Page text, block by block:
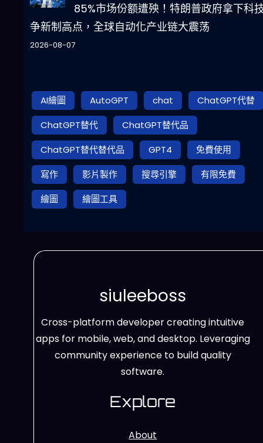
85%市场份额遭殃！特朗普政府拿下科
争新制高点，全球自动化产业链大震荡
2026-08-07
AI繪圖 AutoGPT chat
ChatGPT代替
ChatGPT替代
ChatGPT替代品
ChatGPT替代替代品
GPT4
免費使用
寫作
影片製作 搜尋引擎
有限免費
繪圖
繪圖工具
siuleeboss
Cross-platform developer creating intuitive
apps for mobile, web, and desktop. Leveraging
community experience to build quality
software.
Explore
About